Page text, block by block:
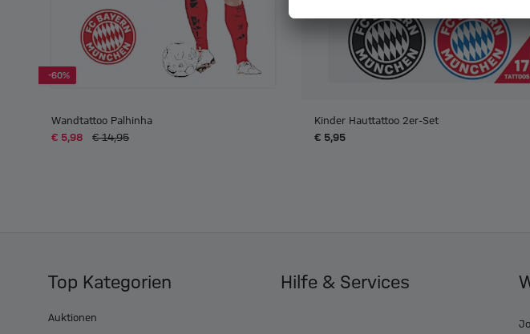
-60%
Wandtattoo Palhinha
€ 5,98
€ 14,95
Kinder Hauttattoo 2er-Set
€ 5,95
Top Kategorien
Auktionen
Hilfe & Services